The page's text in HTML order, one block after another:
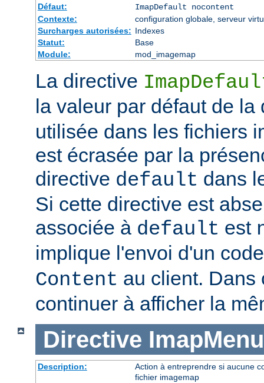
Défaut:
ImapDefault nocontent
Contexte:
configuration globale, serveur
Surcharges autorisées: Indexes
Statut:
Base
Module:
mod_imagemap
La directive
la valeur par défaut de
utilisée dans les fichiers
est écrasée par la
directive default dans
Si cette directive est
associée à default est
implique l'envoi d'un
Content au client. Dans
continuer à afficher la
Directive ImapMenu
Description:
Action à entreprendre si aucune
fichier imagemap